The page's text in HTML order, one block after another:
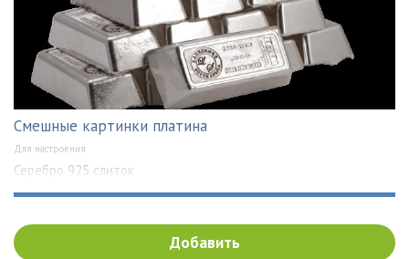
Смешные картинки платина
Для настроения
Серебро 925 слиток
Добавить